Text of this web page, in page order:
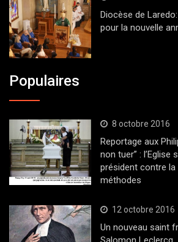
Diocèse de
pour la nouvelle
Populaires
8 octobre 2016
Reportage aux
non tuer” :
président contre
méthodes
12 octobre 2016
Un nouveau saint